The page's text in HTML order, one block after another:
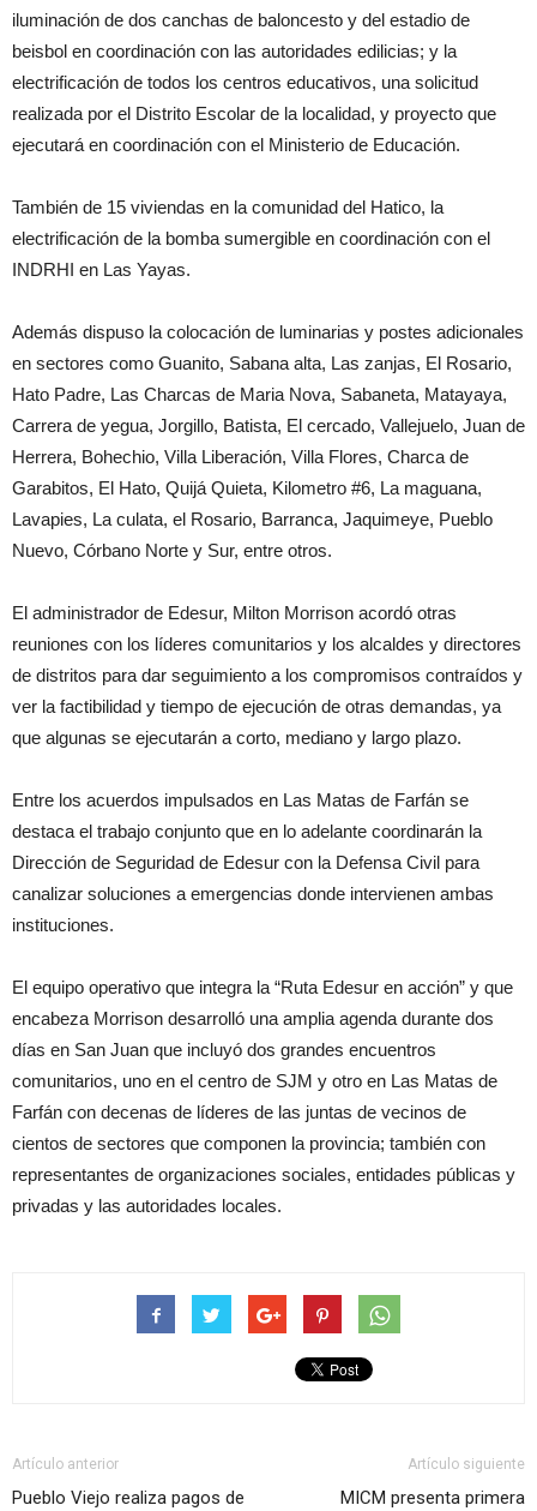
iluminación de dos canchas de baloncesto y del estadio de
beisbol en coordinación con las autoridades edilicias; y la
electrificación de todos los centros educativos, una solicitud
realizada por el Distrito Escolar de la localidad, y proyecto que
ejecutará en coordinación con el Ministerio de Educación.
También de 15 viviendas en la comunidad del Hatico, la
electrificación de la bomba sumergible en coordinación con el
INDRHI en Las Yayas.
Además dispuso la colocación de luminarias y postes adicionales
en sectores como Guanito, Sabana alta, Las zanjas, El Rosario,
Hato Padre, Las Charcas de Maria Nova, Sabaneta, Matayaya,
Carrera de yegua, Jorgillo, Batista, El cercado, Vallejuelo, Juan de
Herrera, Bohechio, Villa Liberación, Villa Flores, Charca de
Garabitos, El Hato, Quijá Quieta, Kilometro #6, La maguana,
Lavapies, La culata, el Rosario, Barranca, Jaquimeye, Pueblo
Nuevo, Córbano Norte y Sur, entre otros.
El administrador de Edesur, Milton Morrison acordó otras
reuniones con los líderes comunitarios y los alcaldes y directores
de distritos para dar seguimiento a los compromisos contraídos y
ver la factibilidad y tiempo de ejecución de otras demandas, ya
que algunas se ejecutarán a corto, mediano y largo plazo.
Entre los acuerdos impulsados en Las Matas de Farfán se
destaca el trabajo conjunto que en lo adelante coordinarán la
Dirección de Seguridad de Edesur con la Defensa Civil para
canalizar soluciones a emergencias donde intervienen ambas
instituciones.
El equipo operativo que integra la “Ruta Edesur en acción” y que
encabeza Morrison desarrolló una amplia agenda durante dos
días en San Juan que incluyó dos grandes encuentros
comunitarios, uno en el centro de SJM y otro en Las Matas de
Farfán con decenas de líderes de las juntas de vecinos de
cientos de sectores que componen la provincia; también con
representantes de organizaciones sociales, entidades públicas y
privadas y las autoridades locales.
Artículo anterior
Pueblo Viejo realiza pagos de
Artículo siguiente
MICM presenta primera